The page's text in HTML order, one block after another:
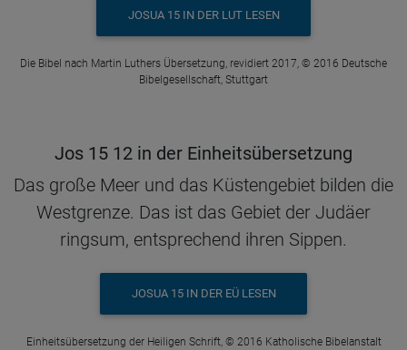
JOSUA 15 IN DER LUT LESEN
Die Bibel nach Martin Luthers Übersetzung, revidiert 2017, © 2016 Deutsche
Bibelgesellschaft, Stuttgart
Jos 15 12 in der Einheitsübersetzung
Das große Meer und das Küstengebiet bilden die
Westgrenze. Das ist das Gebiet der Judäer
ringsum, entsprechend ihren Sippen.
JOSUA 15 IN DER EÜ LESEN
Einheitsübersetzung der Heiligen Schrift, © 2016 Katholische Bibelanstalt